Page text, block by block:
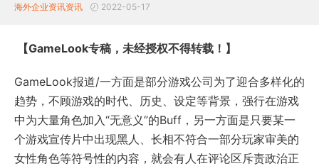
海外企业资讯资讯 2022-05-17
【GameLook专稿，未经授权不得转载！】
GameLook报道/一方面是部分游戏公司为了迎合多样化的
趋势，不顾游戏的时代、历史、设定等背景，强行在游戏
中为大量角色加入“无意义”的Buff，另一方面是只要某一
个游戏宣传片中出现黑人、长相不符合一部分玩家审美的
女性角色等符号性的内容，就会有人在评论区斥责政治正